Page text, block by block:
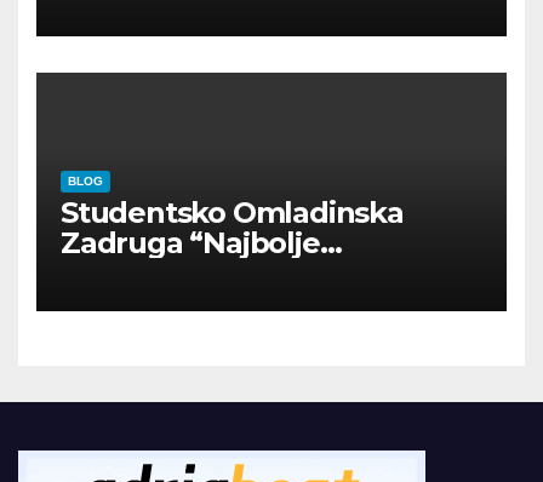
BLOG
Studentsko Omladinska
Zadruga “Najbolje